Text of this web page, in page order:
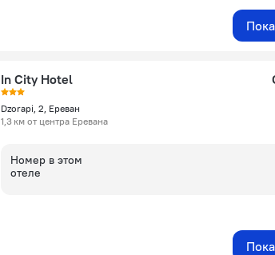
In City Hotel
Dzorapi, 2, Ереван
1,3 км от центра Еревана
Номер в этом
отеле